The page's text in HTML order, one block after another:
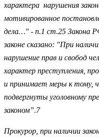
характера нарушения
мотивированное
дела…" - п.1 ст.25 Закона
законе сказано: "При
нарушение прав и свобод
характер преступления,
и принимает меры к тому,
подвергнуты уголовному
законом”.7
Прокурор, при наличии